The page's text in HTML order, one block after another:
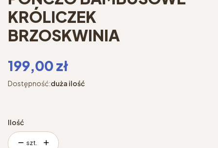
KRÓLICZEK
BRZOSKWINIA
Cena
199,00 zł
Dostępność:duża ilość
Ilość
szt.